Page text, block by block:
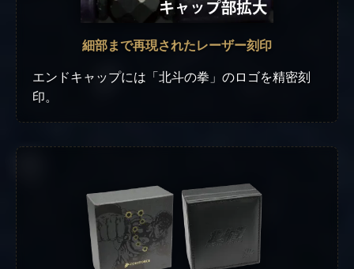
細部まで再現されたレーザー刻印
エンドキャップには「北斗の拳」のロゴを精密刻
印。